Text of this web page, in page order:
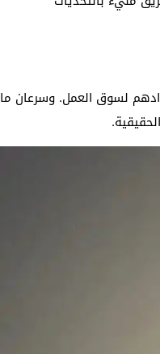
لسوق العمل. وسرعان ما